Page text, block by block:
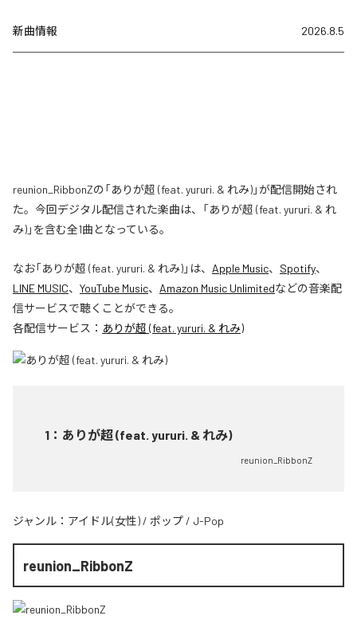
新曲情報 2026.8.5
reunion_RibbonZの「ありが超 (feat. yururi. & れみ)」が配信開始され
た。今回デジタル配信された楽曲は、「ありが超 (feat. yururi. & れ
み)」を含む全1曲となっている。
なお「ありが超 (feat. yururi. & れみ)」は、 Apple Music、 Spotify、
LINE MUSIC、 YouTube Music、 Amazon Music Unlimitedなどの音楽配
信サービスで聴くことができる。
各配信サービス： ありが超 (feat. yururi. & れみ)
1 ： ありが超 (feat. yururi. & れみ)
reunion_RibbonZ
ジャンル： アイドル(女性) / ポップ / J-Pop
reunion_RibbonZ